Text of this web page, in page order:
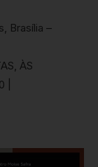
Brasília –
ÀS